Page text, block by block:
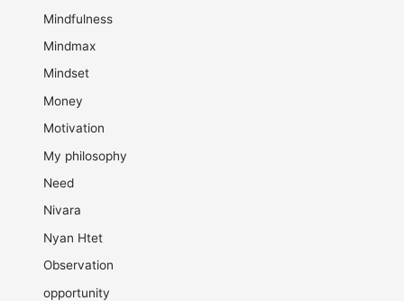
Mindfulness
Mindmax
Mindset
Money
Motivation
My philosophy
Need
Nivara
Nyan Htet
Observation
opportunity